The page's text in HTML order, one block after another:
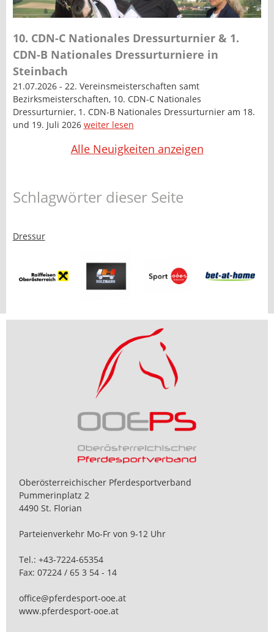
10. CDN-C Nationales Dressurturnier & 1.
CDN-B Nationales Dressurturniere in
Steinbach
21.07.2026 - 22. Vereinsmeisterschaften samt
Bezirksmeisterschaften, 10. CDN-C Nationales
Dressurturnier, 1. CDN-B Nationales Dressurturnier am 18.
und 19. Juli 2026 weiter lesen
Alle Neuigkeiten anzeigen
Schlagwörter dieser Seite
Dressur
Oberösterreichischer Pferdesportverband
Pummerinplatz 2
4490 St. Florian
Parteienverkehr Mo-Fr von 9-12 Uhr
Tel.: +43-7224-65354
Fax: 07224 / 65 3 54 - 14
office@pferdesport-ooe.at
www.pferdesport-ooe.at